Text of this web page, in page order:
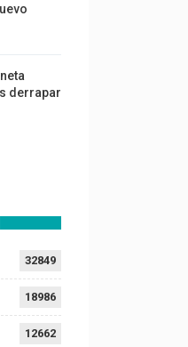
derrapar
32849
18986
12662